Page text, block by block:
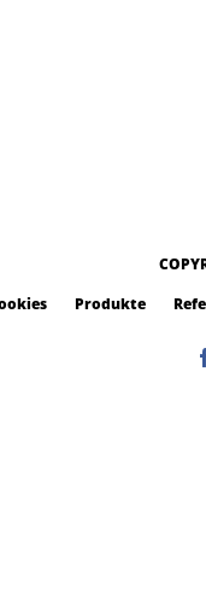
Produkte